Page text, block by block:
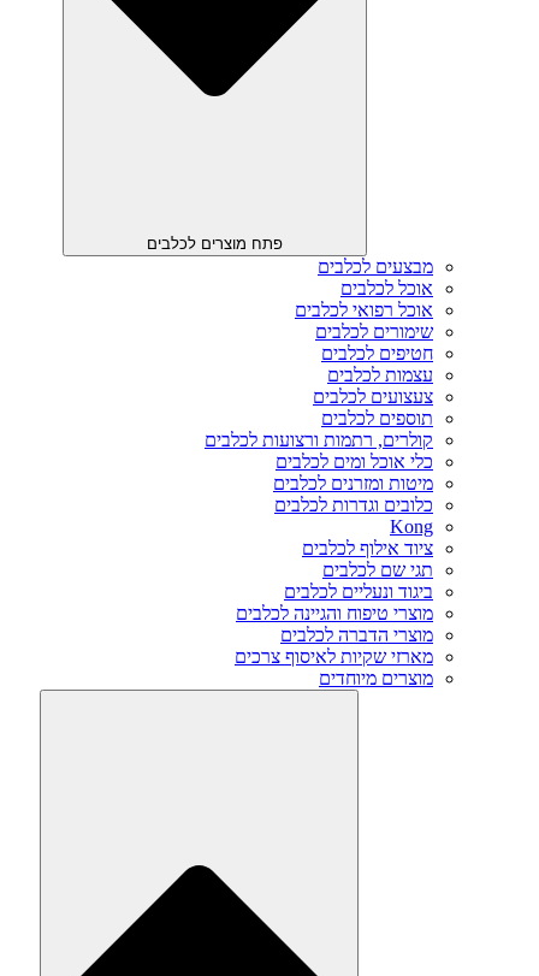
פתח מוצרים לכלבים
מבצעים לכלבים
אוכל לכלבים
אוכל רפואי לכלבים
שימורים לכלבים
חטיפים לכלבים
עצמות לכלבים
צעצועים לכלבים
תוספים לכלבים
קולרים, רתמות ורצועות לכלבים
כלי אוכל ומים לכלבים
מיטות ומזרנים לכלבים
כלובים וגדרות לכלבים
Kong
ציוד אילוף לכלבים
תגי שם לכלבים
ביגוד ונעליים לכלבים
מוצרי טיפוח והגיינה לכלבים
מוצרי הדברה לכלבים
מארזי שקיות לאיסוף צרכים
מוצרים מיוחדים